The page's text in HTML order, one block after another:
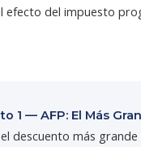
efecto del impuesto
1 — AFP: El Más
el descuento más grande